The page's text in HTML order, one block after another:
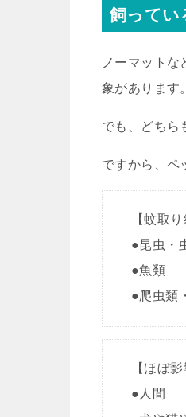
飼ってい
ノーマット
象があります。
でも、どちら
ですから、ペ
【蚊取
●昆虫・
●魚類
●爬虫類
【ほぼ
●人間